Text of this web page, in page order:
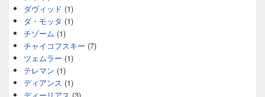
ダヴィッド (1)
ダ・モッタ (1)
チゾーム (1)
チャイコフスキー (7)
ツェムラー (1)
テレマン (1)
ディアンス (1)
ディーリアス (3)